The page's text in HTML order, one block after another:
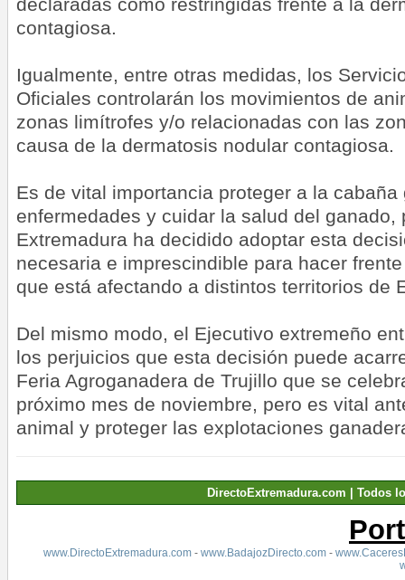
declaradas como restringidas frente a la
contagiosa.
Igualmente, entre otras medidas, los
Oficiales controlarán los movimientos de
zonas limítrofes y/o relacionadas con las
causa de la dermatosis nodular contagiosa.
Es de vital importancia proteger a la
enfermedades y cuidar la salud del ganado,
Extremadura ha decidido adoptar esta
necesaria e imprescindible para hacer
que está afectando a distintos territorios de
Del mismo modo, el Ejecutivo extremeño
los perjuicios que esta decisión puede
Feria Agroganadera de Trujillo que se
próximo mes de noviembre, pero es vital
animal y proteger las explotaciones
DirectoExtremadura.com | Todos
www.DirectoExtremadura.com- www.BadajozDirecto.com-